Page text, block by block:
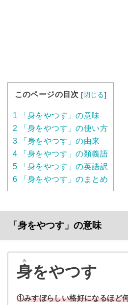
このページの目次 [閉じる]
1 「身をやつす」の意味
2 「身をやつす」の使い方
3 「身をやつす」の由来
4 「身をやつす」の類義語
5 「身をやつす」の英語訳
6 「身をやつす」のまとめ
「身をやつす」の意味
身
み
をやつす
①みすぼらしい格好になるほど